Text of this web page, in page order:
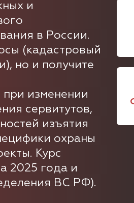
и
в России.
(кадастровый
но и получите
при изменении
сервитутов,
изъятия
охраны
Курс
2025 года и
ВС РФ).